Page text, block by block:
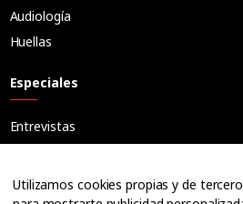
Audiología
Huellas
Especiales
Entrevistas
Ópticos
Utilizamos cookies propias y de